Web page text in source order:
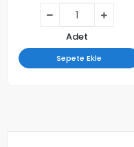
Adet
Sepete Ekle